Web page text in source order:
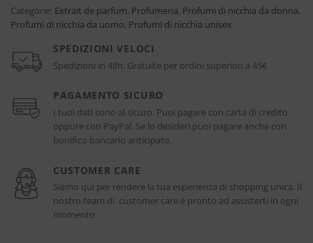
Categorie: Extrait de parfum, Profumeria, Profumi di nicchia da donna,
Profumi di nicchia da uomo, Profumi di nicchia unisex
SPEDIZIONI VELOCI
Spedizioni in 48h. Gratuite per ordini superiori a 45€
PAGAMENTO SICURO
I tuoi dati sono al sicuro. Puoi pagare con carta di credito
oppure con PayPal. Se lo desideri puoi pagare anche con
bonifico bancario anticipato.
CUSTOMER CARE
Siamo qui per rendere la tua esperienza di shopping unica. Il
nostro team di customer care è pronto ad assisterti in ogni
momento.